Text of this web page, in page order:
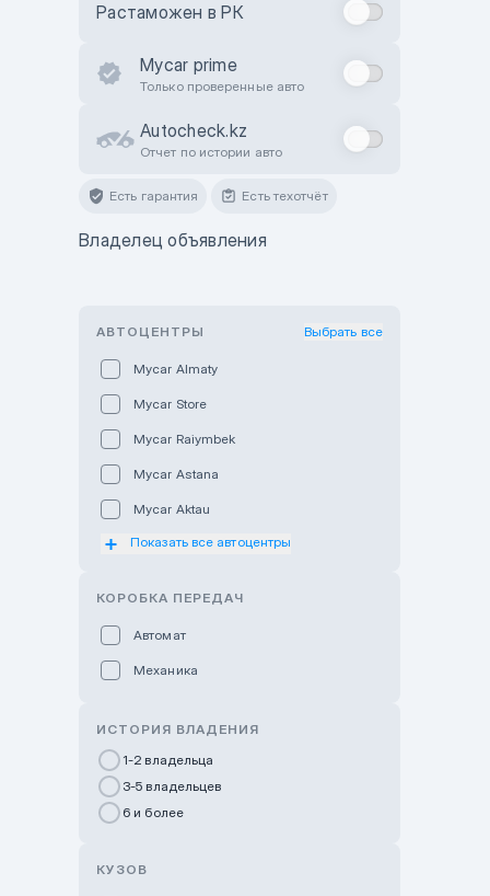
Растаможен в РК
Mycar prime
Только проверенные авто
Autocheck.kz
Отчет по истории авто
Есть гарантия Есть техотчёт
Владелец объявления
АВТОЦЕНТРЫ Выбрать все
Mycar Almaty
Mycar Store
Mycar Raiymbek
Mycar Astana
Mycar Aktau
Mycar Uralsk
GWM Nurly Zhol
Chery Astana
Показать все автоцентры
КОРОБКА ПЕРЕДАЧ
Автомат
Механика
ИСТОРИЯ ВЛАДЕНИЯ
1-2 владельца
3-5 владельцев
6 и более
КУЗОВ